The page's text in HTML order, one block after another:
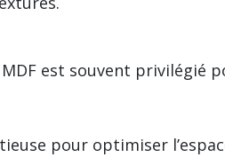
est souvent privilégié
pour optimiser